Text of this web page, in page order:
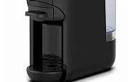
В избранное
В наличии